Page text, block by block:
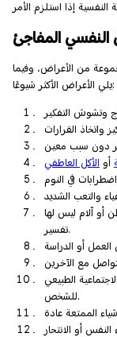
النفسي المفاجئ
من الأعراض، وفيما
يلي الأعراض الأكثر شيوعًا:
أو الأكل العاطفي
أو آلام ليس لها
تفسير.
الطبيعي
للشخص.